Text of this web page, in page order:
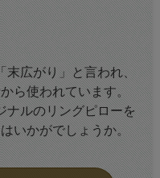
末広がり」と言われ、
ら使われています。
ナルのリングピローを
いかがでしょうか。